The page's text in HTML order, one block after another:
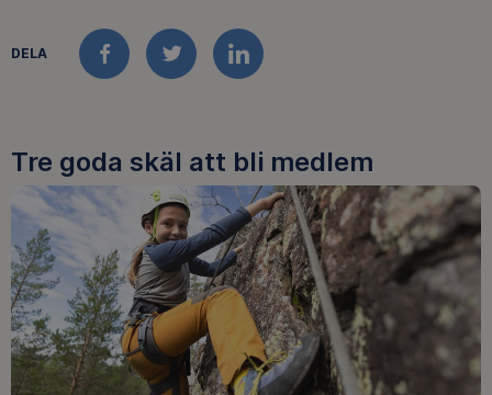
DELA
FACEBOOKTWITTERLINKEDIN
Tre goda skäl att bli medlem